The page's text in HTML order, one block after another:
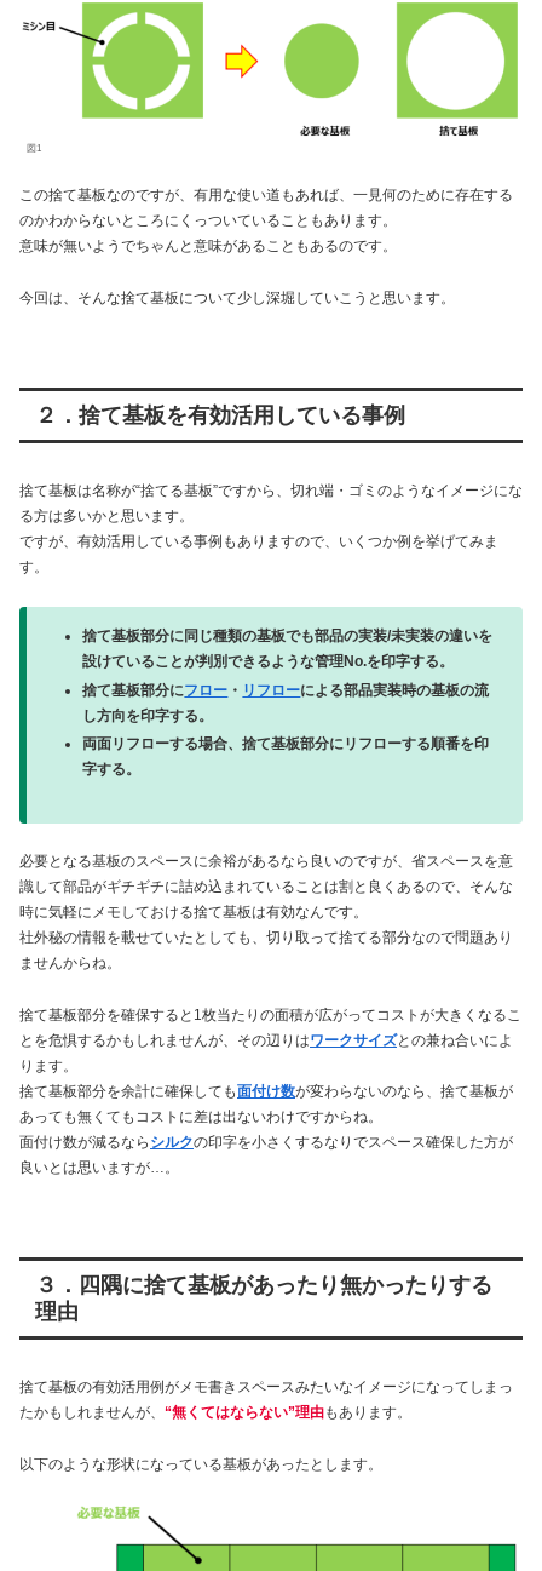
図1
この捨て基板なのですが、有用な使い道もあれば、一見何のために存在する
のかわからないところにくっついていることもあります。
意味が無いようでちゃんと意味があることもあるのです。
今回は、そんな捨て基板について少し深堀していこうと思います。
２．捨て基板を有効活用している事例
捨て基板は名称が“捨てる基板”ですから、切れ端・ゴミのようなイメージにな
る方は多いかと思います。
ですが、有効活用している事例もありますので、いくつか例を挙げてみま
す。
捨て基板部分に同じ種類の基板でも部品の実装/未実装の違いを
設けていることが判別できるような管理No.を印字する。
捨て基板部分にフロー ・ リフローによる部品実装時の基板の流
し方向を印字する。
両面リフローする場合、捨て基板部分にリフローする順番を印
字する。
必要となる基板のスペースに余裕があるなら良いのですが、省スペースを意
識して部品がギチギチに詰め込まれていることは割と良くあるので、そんな
時に気軽にメモしておける捨て基板は有効なんです。
社外秘の情報を載せていたとしても、切り取って捨てる部分なので問題あり
ませんからね。
捨て基板部分を確保すると1枚当たりの面積が広がってコストが大きくなるこ
とを危惧するかもしれませんが、その辺りはワークサイズとの兼ね合いによ
ります。
捨て基板部分を余計に確保しても面付け数が変わらないのなら、捨て基板が
あっても無くてもコストに差は出ないわけですからね。
面付け数が減るなら シルクの印字を小さくするなりでスペース確保した方が
良いとは思いますが…。
３．四隅に捨て基板があったり無かったりする
理由
捨て基板の有効活用例がメモ書きスペースみたいなイメージになってしまっ
たかもしれませんが、 “無くてはならない”理由もあります。
以下のような形状になっている基板があったとします。